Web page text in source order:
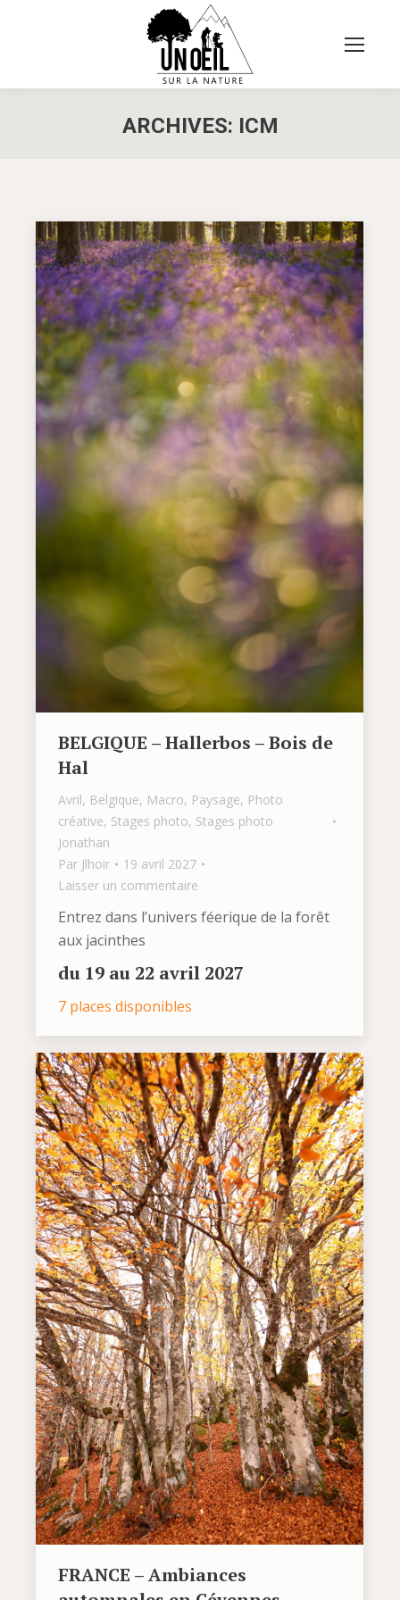
ARCHIVES: ICM
BELGIQUE – Hallerbos – Bois de
Hal
Avril, Belgique, Macro, Paysage, Photo
créative, Stages photo, Stages photo
Jonathan
Par Jlhoir
19 avril 2027
Laisser un commentaire
Entrez dans l’univers féerique de la forêt
aux jacinthes
du 19 au 22 avril 2027
7 places disponibles
FRANCE – Ambiances